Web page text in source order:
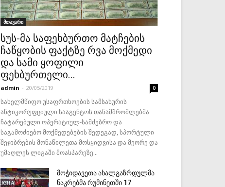
მთავარი
სუს-მა საფეხბურთო მატჩების
ჩაწყობის ფაქტზე რვა მოქმედი
და სამი ყოფილი
ფეხბურთელი...
admin - 20/05/2019 0
სახელმწიფო უსაფრთხოების სამსახურის
ანტიკორუფციული სააგენტოს თანამშრომლებმა
ჩატარებული ოპერატიულ-სამძებრო და
საგამოძიებო მოქმედებების შედეგად, სპორტული
შეჯიბრების მონაწილეთა მოსყიდვისა და მეორე და
უმაღლეს ლიგაში მოასპარეზე...
მოჭიდავეთა ახალგაზრდულმა
ნაკრებმა რუმინეთში 17